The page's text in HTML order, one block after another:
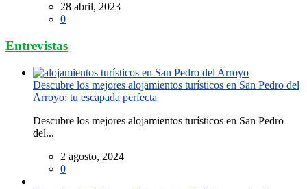
28 abril, 2023
0
Entrevistas
Descubre los mejores alojamientos turísticos en San Pedro del
Arroyo: tu escapada perfecta
Descubre los mejores alojamientos turísticos en San Pedro
del...
2 agosto, 2024
0